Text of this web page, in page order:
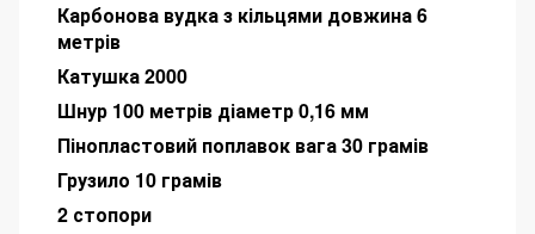
Карбонова вудка з кільцями довжина 6
метрів
Катушка 2000
Шнур 100 метрів діаметр 0,16 мм
Пінопластовий поплавок вага 30 грамів
Грузило 10 грамів
2 стопори